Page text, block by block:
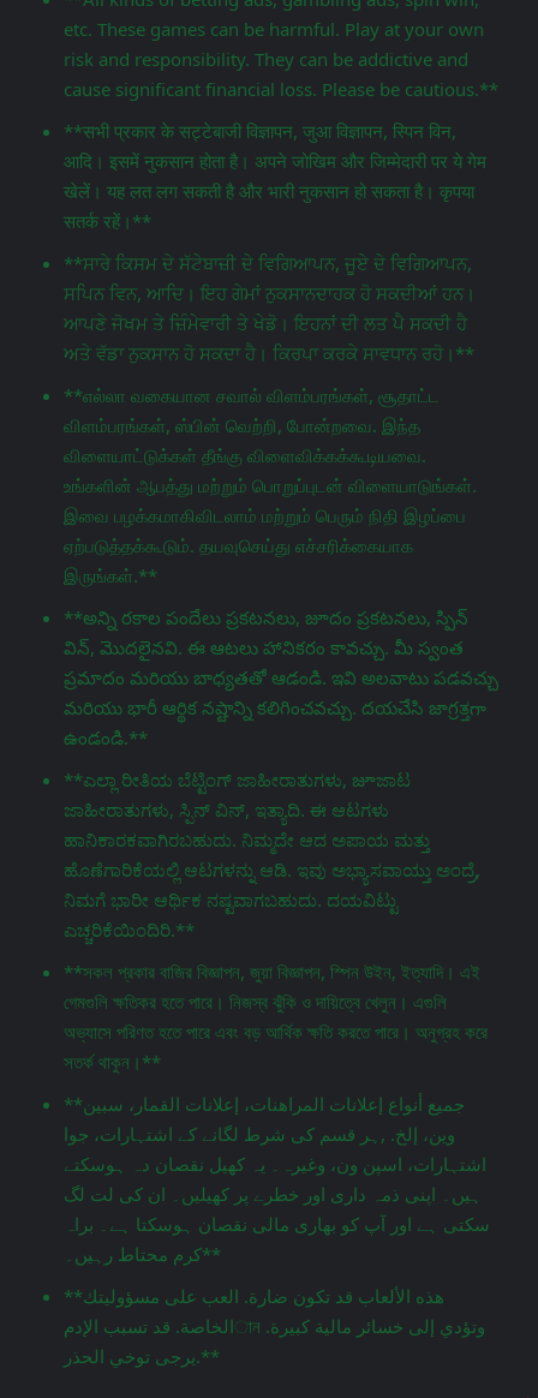
etc. These games can be harmful. Play at your own
risk and responsibility. They can be addictive and
cause significant financial loss. Please be cautious.**
**सभी प्रकार के सट्टेबाजी विज्ञापन, जुआ विज्ञापन, स्पिन विन,
आदि। इसमें नुकसान होता है। अपने जोखिम और जिम्मेदारी पर ये गेम
खेलें। यह लत लग सकती है और भारी नुकसान हो सकता है। कृपया
सतर्क रहें।**
**ਸਾਰੇ ਕਿਸਮ ਦੇ ਸੱਟੇਬਾਜ਼ੀ ਦੇ ਵਿਗਿਆਪਨ, ਜੂਏ ਦੇ ਵਿਗਿਆਪਨ,
ਸਪਿਨ ਵਿਨ, ਆਦਿ। ਇਹ ਗੇਮਾਂ ਨੁਕਸਾਨਦਾਹਕ ਹੋ ਸਕਦੀਆਂ ਹਨ।
ਆਪਣੇ ਜੋਖਮ ਤੇ ਜ਼ਿੰਮੇਵਾਰੀ ਤੇ ਖੇਡੋ। ਇਹਨਾਂ ਦੀ ਲਤ ਪੈ ਸਕਦੀ ਹੈ
ਅਤੇ ਵੱਡਾ ਨੁਕਸਾਨ ਹੋ ਸਕਦਾ ਹੈ। ਕਿਰਪਾ ਕਰਕੇ ਸਾਵਧਾਨ ਰਹੋ।**
**எல்லா வகையான சவால் விளம்பரங்கள், சூதாட்ட
விளம்பரங்கள், ஸ்பின் வெற்றி, போன்றவை. இந்த
விளையாட்டுக்கள் தீங்கு விளைவிக்கக்கூடியவை.
உங்களின் ஆபத்து மற்றும் பொறுப்புடன் விளையாடுங்கள்.
இவை பழக்கமாகிவிடலாம் மற்றும் பெரும் நிதி இழப்பை
ஏற்படுத்தக்கூடும். தயவுசெய்து எச்சரிக்கையாக
இருங்கள்.**
**అన్ని రకాల పందేలు ప్రకటనలు, జూదం ప్రకటనలు, స్పిన్
విన్, మొదలైనవి. ఈ ఆటలు హానికరం కావచ్చు. మీ స్వంత
ప్రమాదం మరియు బాధ్యతతో ఆడండి. ఇవి అలవాటు పడవచ్చు
మరియు భారీ ఆర్థిక నష్టాన్ని కలిగించవచ్చు. దయచేసి జాగ్రತ್ತగా
ఉండండి.**
**ಎಲ್ಲಾ ರೀತಿಯ ಬೆಟ್ಟಿಂಗ್ ಜಾಹೀರಾತುಗಳು, జూಜಾಟ
ಜಾಹೀರಾತುಗಳು, ಸ್ಪಿನ್ ವಿನ್, ಇತ್ಯಾದಿ. ಈ ಆಟಗಳು
ಹಾನಿಕಾರಕವಾಗಿರಬಹುದು. ನಿಮ್ಮದೇ ಆದ ಅಪಾಯ ಮತ್ತು
ಹೊಣೆಗಾರಿಕೆಯಲ್ಲಿ ಆಟಗಳನ್ನು ಆಡಿ. ಇವು ಅಭ್ಯಾಸವಾಯ್ತು ಅಂದ್ರೆ,
ನಿಮಗೆ ಭಾರೀ ಆರ್ಥಿಕ ನಷ್ಟವಾಗಬಹುದು. ದಯವಿಟ್ಟು
ಎಚ್ಚರಿಕೆಯಿಂದಿರಿ.**
**সকল প্রকার বাজির বিজ্ঞাপন, জুয়া বিজ্ঞাপন, স্পিন উইন, ইত্যাদি। এই
গেমগুলি ক্ষতিকর হতে পারে। নিজস্ব ঝুঁকি ও দায়িত্বে খেলুন। এগুলি
অভ্যাসে পরিণত হতে পারে এবং বড় আর্থিক ক্ষতি করতে পারে। অনুগ্রহ করে
সতর্ক থাকুন।**
**جميع أنواع إعلانات المراهنات، إعلانات القمار، سبين
وين، إلخ. ,ہر قسم کی شرط لگانے کے اشتہارات، جوا
اشتہارات، اسپن ون، وغیرہ۔ یہ کھیل نقصان دہ ہوسکتے
ہیں۔ اپنی ذمہ داری اور خطرے پر کھیلیں۔ ان کی لت لگ
سکتی ہے اور آپ کو بھاری مالی نقصان ہوسکتا ہے۔ براہ
کرم محتاط رہیں۔**
**هذه الألعاب قد تكون ضارة. العب على مسؤوليتك
الخاصة. قد تسبب الإدمান وتؤدي إلى خسائر مالية كبيرة.
يرجى توخي الحذر.**